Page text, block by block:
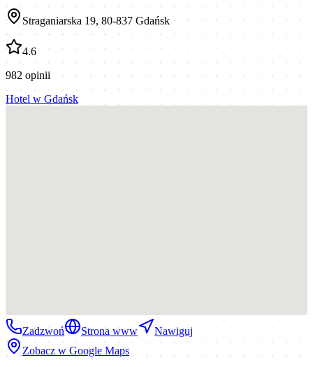
Straganiarska 19, 80-837 Gdańsk
4.6
982 opinii
Hotel w Gdańsk
Zadzwoń Strona www
Nawiguj
Zobacz w Google Maps